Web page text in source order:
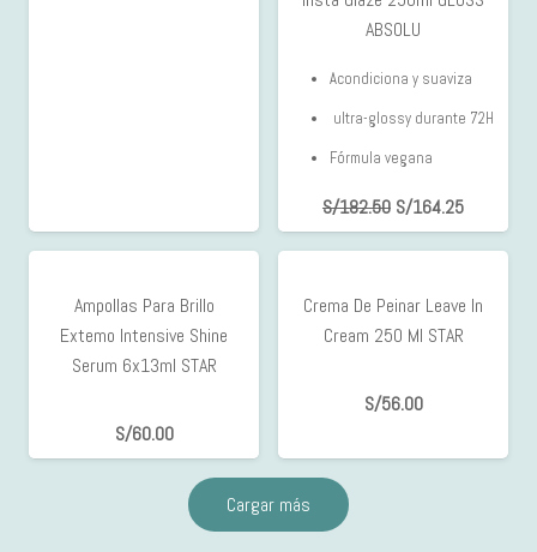
ABSOLU
Acondiciona y suaviza
ultra-glossy durante 72H
Fórmula vegana
S/182.50 S/164.25
Ampollas Para Brillo
Extemo Intensive Shine
Serum 6x13ml STAR
S/60.00
Crema De Peinar Leave In
Cream 250 Ml STAR
S/56.00
Cargar más